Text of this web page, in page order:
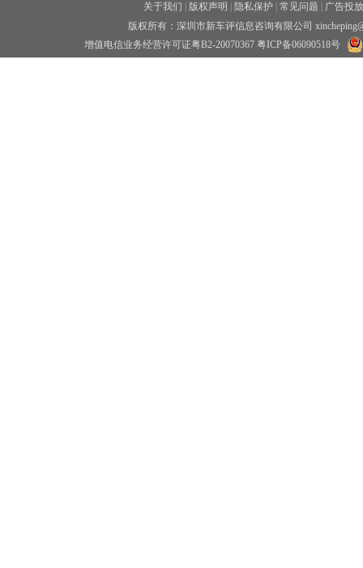
关于我们 版权声明 隐私保护 常见问题
广告投放
版权所有：深圳市新车评信息咨询有限公司
增值电信业务经营许可证粤B2-20070367 粤ICP备06090518号